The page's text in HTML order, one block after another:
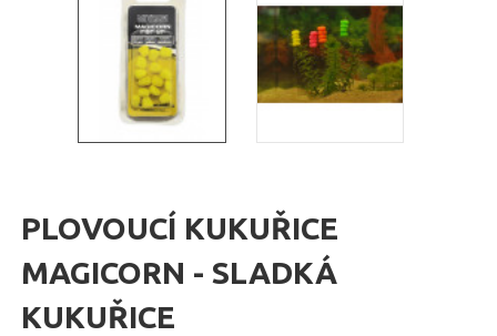
PLOVOUCÍ KUKUŘICE
MAGICORN - SLADKÁ
KUKUŘICE